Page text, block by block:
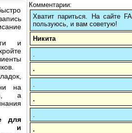
и
на
а
для
и
Комментарии:
Хватит париться. На сайте
пользуюсь, и вам советую!
Никита
.
.
.